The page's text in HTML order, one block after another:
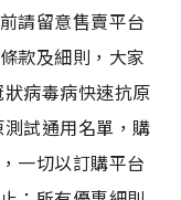
請留意售賣平台
款及細則，大家
病毒病快速抗原
試通用名單，購
一切以訂購平台